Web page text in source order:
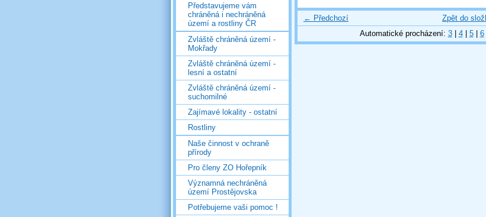
← Předchozí
Zpět do
Automatické procházení: 3| 4| 5| 6|
Představujeme vám
chráněná i nechráněná
území a rostliny ČR
Zvláště chráněná území -
Mokřady
Zvláště chráněná území -
lesní a ostatní
Zvláště chráněná území -
suchomilné
Zajímavé lokality - ostatní
Rostliny
Naše činnost v ochraně
přírody
Pro členy ZO Hořepník
Významná nechráněná
území Prostějovska
Potřebujeme vaši pomoc !